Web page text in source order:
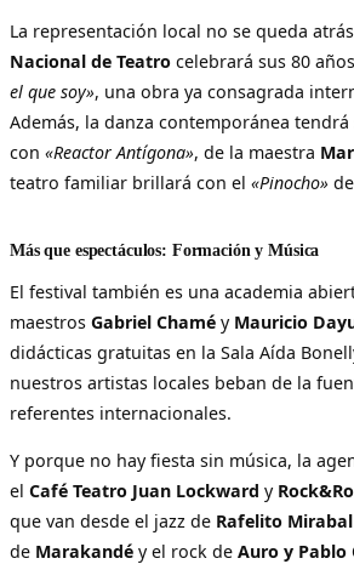
La representación local no se queda
Nacional de Teatro celebrará sus 80
el que soy», una obra ya consagrada
Además, la danza contemporánea tendrá
con «Reactor Antígona», de la maestra
teatro familiar brillará con el «Pinocho»
Más que espectáculos: Formación y Música
El festival también es una academia
maestros Gabriel Chamé y Mauricio
didácticas gratuitas en la Sala Aída
nuestros artistas locales beban de la
referentes internacionales.
Y porque no hay fiesta sin música, la
el Café Teatro Juan Lockward y
que van desde el jazz de Rafelito Mirabal
de Marakandé y el rock de Auro y Pablo